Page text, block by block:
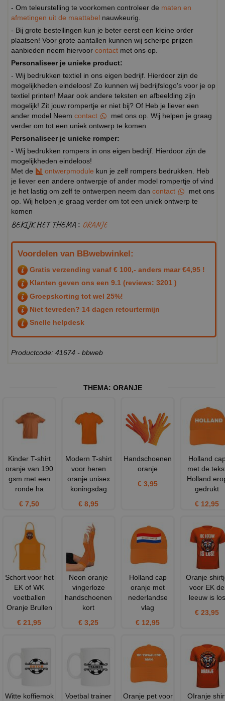
- Om teleurstelling te voorkomen controleer de maten en
afmetingen uit de maattabel nauwkeurig.
- Bij grote bestellingen kun je beter eerst een kleine order
plaatsen! Voor grote aantallen kunnen wij scherpe prijzen
aanbieden neem hiervoor contact met ons op.
Personaliseer je unieke product:
- Wij bedrukken textiel in ons eigen bedrijf. Hierdoor zijn de
mogelijkheden eindeloos! Zo kunnen wij bedrijfslogo's voor je op
textiel printen! Maar ook andere teksten en afbeelding zijn
mogelijk! Zit jouw rompertje er niet bij? Of Heb je liever een
ander model Neem contact
met ons op. Wij helpen je graag
verder om tot een uniek ontwerp te komen
Personaliseer je unieke romper:
- Wij bedrukken rompers in ons eigen bedrijf. Hierdoor zijn de
mogelijkheden eindeloos!
Met de
ontwerpmodule kun je zelf rompers bedrukken. Heb
je liever een andere ontwerpje of ander model rompertje of vind
je het lastig om zelf te ontwerpen neem dan contact
met ons
op. Wij helpen je graag verder om tot een uniek ontwerp te
komen
BEKIJK HET THEMA : ORANJE
Voordelen van BBwebwinkel:
Gratis verzending vanaf € 100,- anders maar €4,95 !
Klanten geven ons een 9.1 (reviews: 3201 )
Groepskorting tot wel 25%!
Niet tevreden? 14 dagen retourtermijn
Snelle helpdesk
Productcode: 41674 - bbweb
THEMA: ORANJE
Kinder T-shirt
oranje van 190
gsm met een
ronde ha
€ 7,50
Modern T-shirt
voor heren
oranje unisex
koningsdag
€ 8,95
Handschoenen
oranje
€ 3,95
Holland
met de
Holland
gedrukt
€ 12,95
Schort voor het
EK of WK
voetballen
Oranje Brullen
€ 21,95
Neon oranje
vingerloze
handschoenen
kort
€ 3,25
Holland cap
oranje met
nederlandse
vlag
€ 12,95
Oranje
voor EK de
leeuw is los
€ 23,95
Witte koffiemok
Voetbal trainer
Oranje pet voor
OIranje